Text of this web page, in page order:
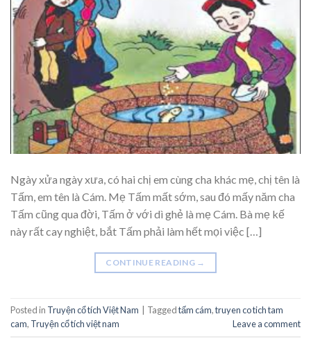
Ngày xửa ngày xưa, có hai chị em cùng cha khác mẹ, chị tên là
Tấm, em tên là Cám. Mẹ Tấm mất sớm, sau đó mấy năm cha
Tấm cũng qua đời, Tấm ở với dì ghẻ là mẹ Cám. Bà mẹ kế
này rất cay nghiệt, bắt Tấm phải làm hết mọi việc […]
CONTINUE READING →
Posted in Truyện cổ tích Việt Nam Taggedtấm cám,truyen co tich tam
cam, Truyện cổ tích việt nam Leave a comment